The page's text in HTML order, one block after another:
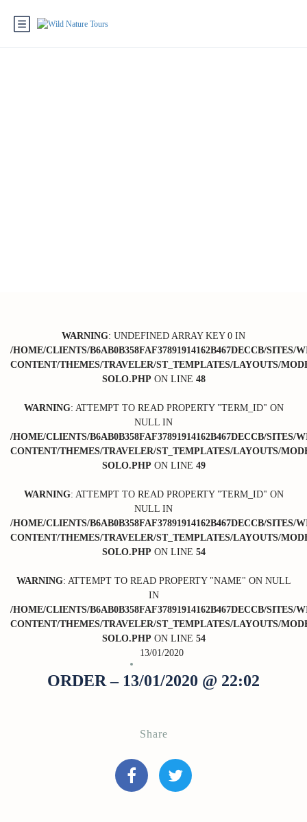
WARNING: UNDEFINED ARRAY KEY 0 IN
/HOME/CLIENTS/B6AB0B358FAF37891914162B467DECCB/
CONTENT/THEMES/TRAVELER/ST_TEMPLATES/LAYOUTS/
SOLO.PHP ON LINE 48
WARNING: ATTEMPT TO READ PROPERTY "TERM_ID" ON
NULL IN
/HOME/CLIENTS/B6AB0B358FAF37891914162B467DECCB/
CONTENT/THEMES/TRAVELER/ST_TEMPLATES/LAYOUTS/
SOLO.PHP ON LINE 49
WARNING: ATTEMPT TO READ PROPERTY "TERM_ID" ON
NULL IN
/HOME/CLIENTS/B6AB0B358FAF37891914162B467DECCB/
CONTENT/THEMES/TRAVELER/ST_TEMPLATES/LAYOUTS/
SOLO.PHP ON LINE 54
WARNING: ATTEMPT TO READ PROPERTY "NAME" ON NULL
IN
/HOME/CLIENTS/B6AB0B358FAF37891914162B467DECCB/
CONTENT/THEMES/TRAVELER/ST_TEMPLATES/LAYOUTS/
SOLO.PHP ON LINE 54
13/01/2020
ORDER – 13/01/2020 @ 22:02
Share